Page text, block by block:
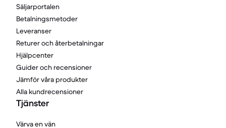
Säljarportalen
Betalningsmetoder
Leveranser
Returer och återbetalningar
Hjälpcenter
Guider och recensioner
Jämför våra produkter
Alla kundrecensioner
Tjänster
Värva en vän